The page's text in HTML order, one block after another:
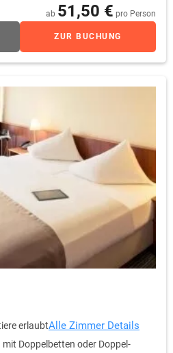
ab 51,50 € pro Person
ZUR BUCHUNG
erlaubtAlle Zimmer Details
Doppelbetten oder Doppel-